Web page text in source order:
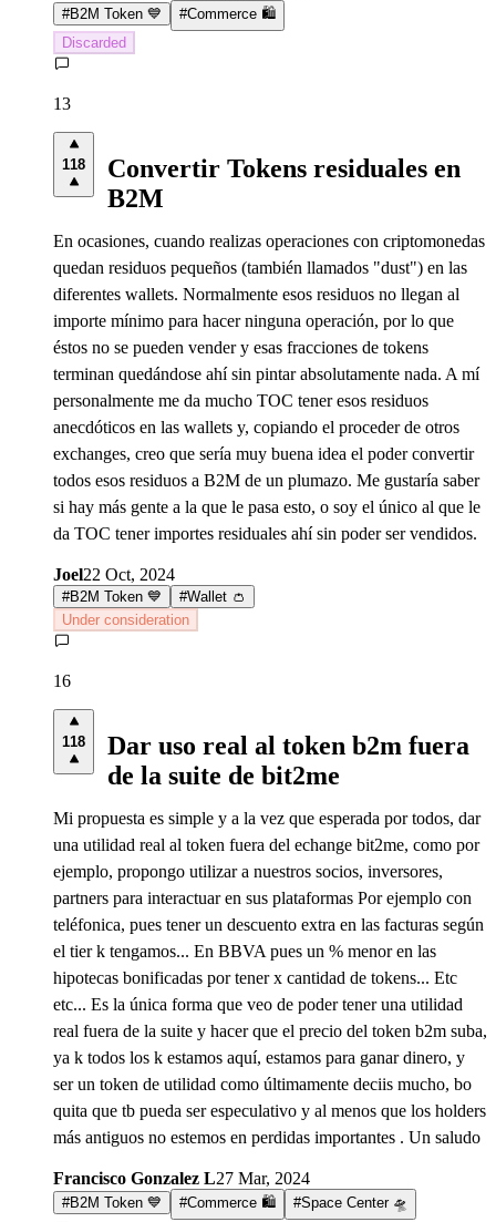
#B2M Token 💙 #Commerce 🛍️
Discarded
13
118
Convertir Tokens residuales en
B2M
En ocasiones, cuando realizas operaciones con criptomonedas
quedan residuos pequeños (también llamados "dust") en las
diferentes wallets. Normalmente esos residuos no llegan al
importe mínimo para hacer ninguna operación, por lo que
éstos no se pueden vender y esas fracciones de tokens
terminan quedándose ahí sin pintar absolutamente nada. A mí
personalmente me da mucho TOC tener esos residuos
anecdóticos en las wallets y, copiando el proceder de otros
exchanges, creo que sería muy buena idea el poder convertir
todos esos residuos a B2M de un plumazo. Me gustaría saber
si hay más gente a la que le pasa esto, o soy el único al que le
da TOC tener importes residuales ahí sin poder ser vendidos.
Joel22 Oct, 2024
#B2M Token 💙 #Wallet 👛
Under consideration
16
118
Dar uso real al token b2m fuera
de la suite de bit2me
Mi propuesta es simple y a la vez que esperada por todos, dar
una utilidad real al token fuera del echange bit2me, como por
ejemplo, propongo utilizar a nuestros socios, inversores,
partners para interactuar en sus plataformas Por ejemplo con
teléfonica, pues tener un descuento extra en las facturas según
el tier k tengamos... En BBVA pues un % menor en las
hipotecas bonificadas por tener x cantidad de tokens... Etc
etc... Es la única forma que veo de poder tener una utilidad
real fuera de la suite y hacer que el precio del token b2m suba,
ya k todos los k estamos aquí, estamos para ganar dinero, y
ser un token de utilidad como últimamente deciis mucho, bo
quita que tb pueda ser especulativo y al menos que los holders
más antiguos no estemos en perdidas importantes . Un saludo
Francisco Gonzalez L27 Mar, 2024
#B2M Token 💙 #Commerce 🛍️ #Space Center 🛸